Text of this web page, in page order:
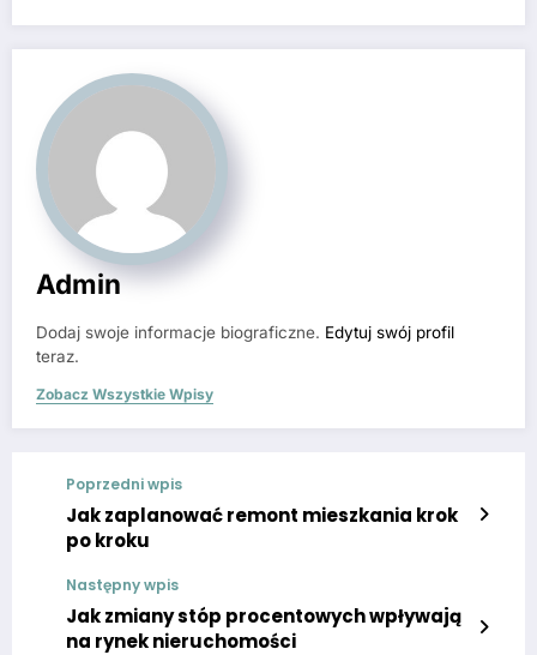
Admin
Dodaj swoje informacje biograficzne. Edytuj swój profil
teraz.
Zobacz Wszystkie Wpisy
Poprzedni wpis
Jak zaplanować remont mieszkania krok
po kroku
Następny wpis
Jak zmiany stóp procentowych wpływają
na rynek nieruchomości